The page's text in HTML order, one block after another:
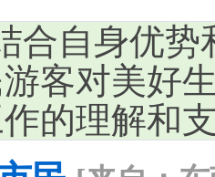
合自身优
客对美好
的理解和